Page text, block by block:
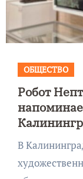
ОБЩЕСТВО
Робот
В Калининградском областном историко-